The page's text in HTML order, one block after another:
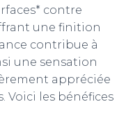
contre
une finition
contribue à
une sensation
appréciée
Voici les bénéfices